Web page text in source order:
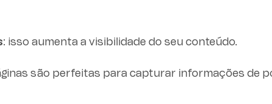
: isso aumenta a visibilidade do seu conteúdo.
são perfeitas para capturar informações de